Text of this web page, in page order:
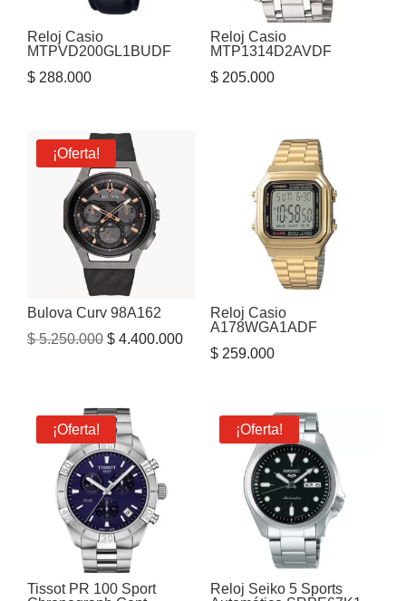
Reloj Casio
MTPVD200GL1BUDF
$ 288.000
Reloj Casio
MTP1314D2AVDF
$205.000
¡Oferta!
Bulova Curv 98A162
$5.250.000 El
era:
$ 5.250.000.
$ 4.400.000El
precio
$ 4.400.000.
Reloj Casio
A178WGA1ADF
$259.000
¡Oferta!
Tissot PR 100 Sport
¡Oferta!
Reloj Seiko 5 Sports